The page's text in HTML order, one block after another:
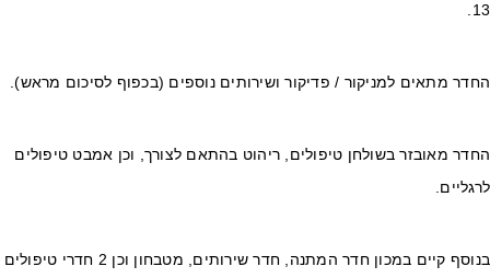
מתאים למניקור / פדיקור ושירותים נוספים (בכפוף לסיכום מראש).
מאובזר בשולחן טיפולים, ריהוט בהתאם לצורך, וכן אמבט טיפולים
בנוסף קיים במכון חדר המתנה, חדר שירותים, מטבחון וכן 2 חדרי טיפולים